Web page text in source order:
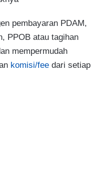
pembayaran PDAM,
PPOB atau tagihan
mempermudah
komisi/fee dari setiap